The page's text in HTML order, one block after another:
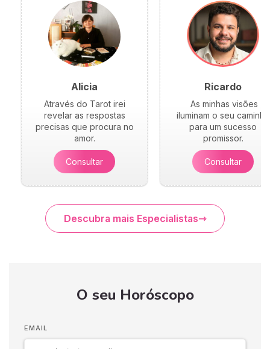
Alicia
Através do Tarot irei
revelar as respostas
precisas que procura no
amor.
Consultar
Ricardo
As minhas visões
iluminam o seu caminho
para um sucesso
promissor.
Consultar
Descubra mais Especialistas
O seu Horóscopo
EMAIL